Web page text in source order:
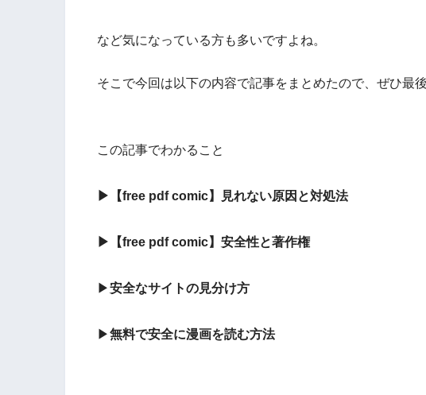
など気になっている方も多いですよね。
そこで今回は以下の内容で記事をまとめたので、ぜひ最
この記事でわかること
▶ 【free pdf comic】見れない原因 と対処法
▶ 【free pdf comic】安全性と著作権
▶安全なサイトの見分け方
▶無料で安全に漫画を読む方法